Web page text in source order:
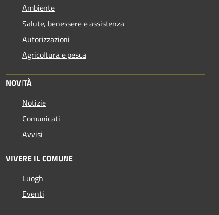
Ambiente
Salute, benessere e assistenza
Autorizzazioni
Agricoltura e pesca
NOVITÀ
Notizie
Comunicati
Avvisi
VIVERE IL COMUNE
Luoghi
Eventi